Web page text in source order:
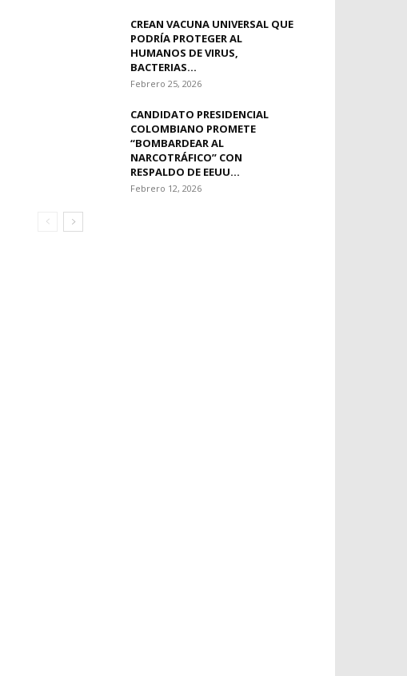
CREAN VACUNA UNIVERSAL QUE
PODRÍA PROTEGER AL
HUMANOS DE VIRUS,
BACTERIAS...
Febrero 25, 2026
CANDIDATO PRESIDENCIAL
COLOMBIANO PROMETE
“BOMBARDEAR AL
NARCOTRÁFICO” CON
RESPALDO DE EEUU...
Febrero 12, 2026